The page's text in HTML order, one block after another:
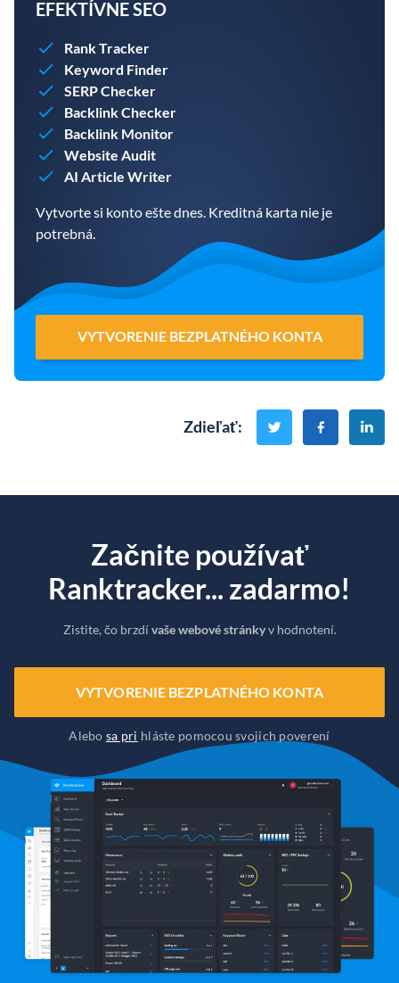
EFEKTÍVNE SEO
Rank Tracker
Keyword Finder
SERP Checker
Backlink Checker
Backlink Monitor
Website Audit
AI Article Writer
Vytvorte si konto ešte dnes. Kreditná karta nie je
potrebná.
VYTVORENIE BEZPLATNÉHO KONTA
Zdieľať:
Začnite používať
Ranktracker... zadarmo!
Zistite, čo brzdívaše webové stránkyv hodnotení.
VYTVORENIE BEZPLATNÉHO KONTA
Alebosa pri hláste pomocou svojich poverení